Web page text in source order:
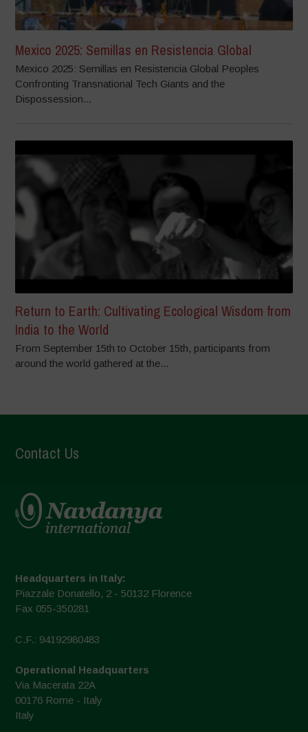
Mexico 2025: Semillas en Resistencia Global
Mexico 2025: Semillas en Resistencia Global Peoples
Confronting Transnational Tech Giants and the
Dispossession...
Return to Earth: Cultivating Ecological Wisdom from
India to the World
From September 15th to October 15th, participants from
around the world gathered at the...
Contact Us
Headquarters in Italy:
Piazzale Donatello, 2 - 50132 Florence
Fax 055-350281
C.F.: 94192980483
Operational Headquarters
Via Macerata 22A
00176 Rome - Italy
Italy